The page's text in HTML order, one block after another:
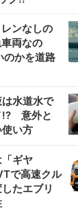
ンなしの
両なの
のかを道路
水道水で
!? 意外と
い方
ギヤ
で高速クル
たエブリ